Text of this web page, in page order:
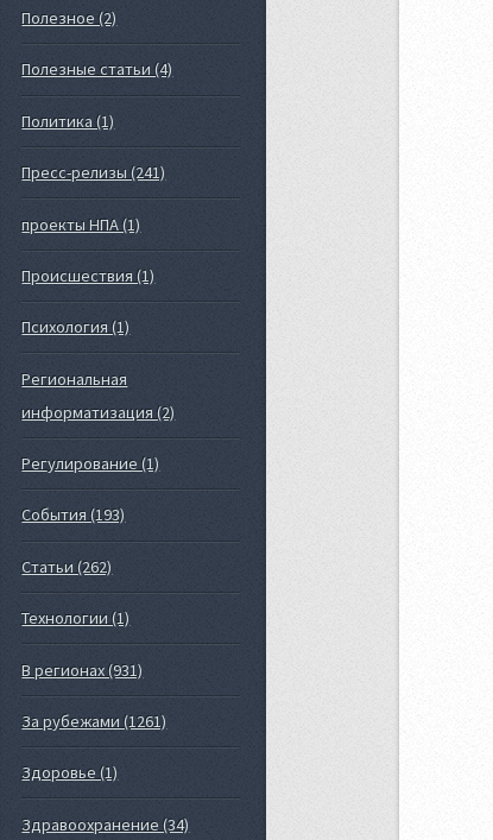
Полезное (2)
Полезные статьи (4)
Политика (1)
Пресс-релизы (241)
проекты НПА (1)
Происшествия (1)
Психология (1)
Региональная
информатизация (2)
Регулирование (1)
События (193)
Статьи (262)
Технологии (1)
В регионах (931)
За рубежами (1261)
Здоровье (1)
Здравоохранение (34)